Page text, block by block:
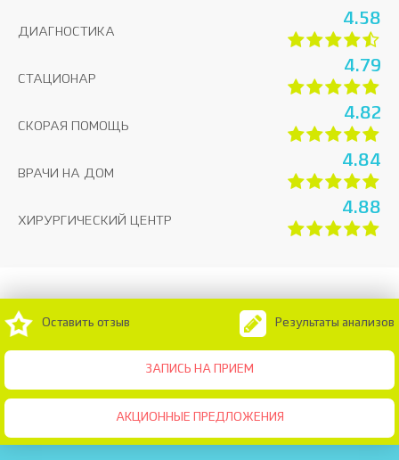
ДИАГНОСТИКА
4.58
СТАЦИОНАР
4.79
СКОРАЯ ПОМОЩЬ
4.82
ВРАЧИ НА ДОМ
4.84
ХИРУРГИЧЕСКИЙ ЦЕНТР
4.88
ЗАПИСЬ НА ПРИЕМ
Оставить отзыв Результаты анализов
АКЦИОННЫЕ ПРЕДЛОЖЕНИЯ